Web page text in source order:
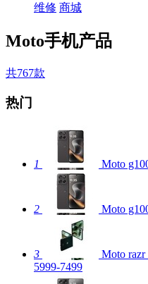
维修 商城
Moto手机产品
共767款
热门
1 Moto
2 Moto
3 Moto
5999-7499